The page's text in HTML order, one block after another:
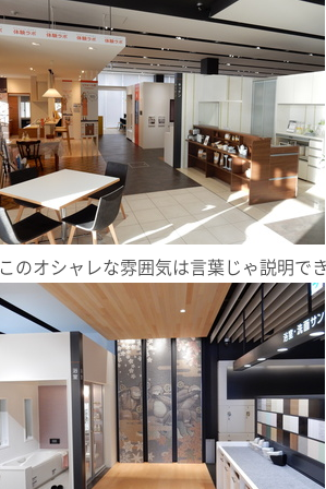
このオシャレな雰囲気は言葉じゃ説明で